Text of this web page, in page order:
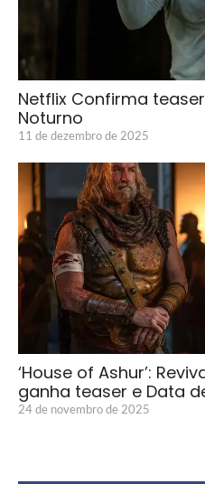
Netflix Confirma
Noturno
11 de dezembro de 2025
‘House of Ashur’:
ganha teaser e Data
24 de novembro de 2025